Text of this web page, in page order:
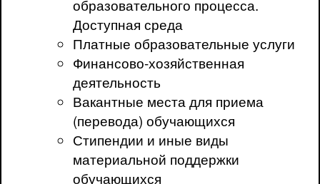
образовательного процесса.
Доступная среда
Платные образовательные услуги
Финансово-хозяйственная
деятельность
Вакантные места для приема
(перевода) обучающихся
Стипендии и иные виды
материальной поддержки
обучающихся